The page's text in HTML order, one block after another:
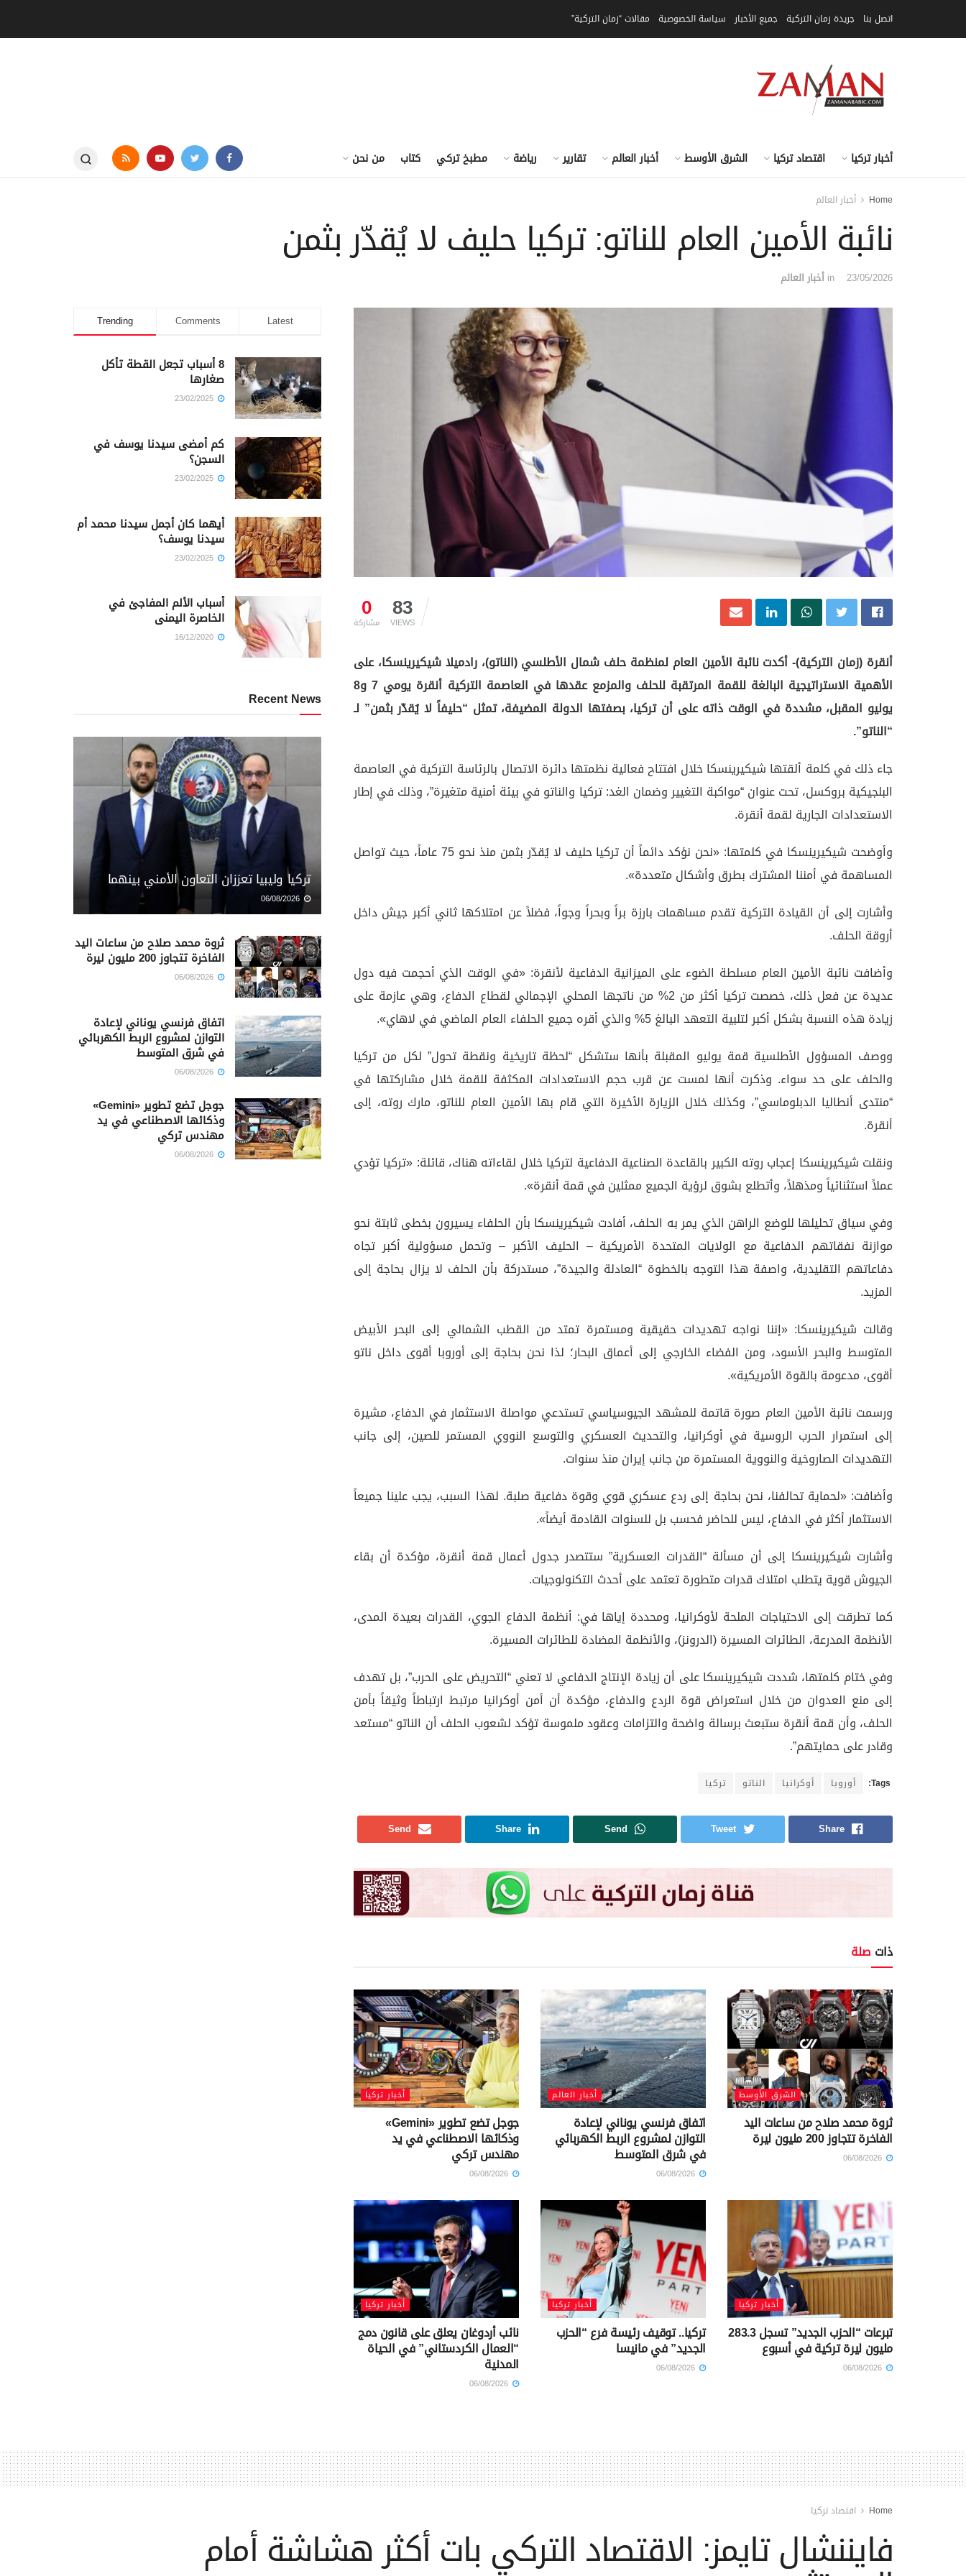
اتصل بنا جريدة زمان التركية جميع الأخبار سياسة الخصوصية مقالات “زمان التركية”
أخبار تركيا اقتصاد تركيا الشرق الأوسط أخبار العالم تقارير رياضة مطبخ تركي كتاب من نحن
Home أخبار العالم
نائبة الأمين العام للناتو: تركيا حليف لا يُقدّر بثمن
23/05/2026
in أخبار العالم
0
مشاركة 83
VIEWS
أنقرة (زمان التركية)- أكدت نائبة الأمين العام لمنظمة حلف شمال الأطلسي (الناتو)، رادميلا شيكيرينسكا، على
الأهمية الاستراتيجية البالغة للقمة المرتقبة للحلف والمزمع عقدها في العاصمة التركية أنقرة يومي 7 و8
يوليو المقبل، مشددة في الوقت ذاته على أن تركيا، بصفتها الدولة المضيفة، تمثل “حليفاً لا يُقدّر بثمن” لـ
“الناتو”.
جاء ذلك في كلمة ألقتها شيكيرينسكا خلال افتتاح فعالية نظمتها دائرة الاتصال بالرئاسة التركية في العاصمة
البلجيكية بروكسل، تحت عنوان “مواكبة التغيير وضمان الغد: تركيا والناتو في بيئة أمنية متغيرة”، وذلك في إطار
الاستعدادات الجارية لقمة أنقرة.
وأوضحت شيكيرينسكا في كلمتها: «نحن نؤكد دائماً أن تركيا حليف لا يُقدّر بثمن منذ نحو 75 عاماً، حيث تواصل
المساهمة في أمننا المشترك بطرق وأشكال متعددة».
وأشارت إلى أن القيادة التركية تقدم مساهمات بارزة براً وبحراً وجواً، فضلاً عن امتلاكها ثاني أكبر جيش داخل
أروقة الحلف.
وأضافت نائبة الأمين العام مسلطة الضوء على الميزانية الدفاعية لأنقرة: «في الوقت الذي أحجمت فيه دول
عديدة عن فعل ذلك، خصصت تركيا أكثر من 2% من ناتجها المحلي الإجمالي لقطاع الدفاع، وهي عازمة على
زيادة هذه النسبة بشكل أكبر لتلبية التعهد البالغ 5% والذي أقره جميع الحلفاء العام الماضي في لاهاي».
ووصف المسؤول الأطلسية قمة يوليو المقبلة بأنها ستشكل “لحظة تاريخية ونقطة تحول” لكل من تركيا
والحلف على حد سواء. وذكرت أنها لمست عن قرب حجم الاستعدادات المكثفة للقمة خلال مشاركتها في
“منتدى أنطاليا الدبلوماسي”، وكذلك خلال الزيارة الأخيرة التي قام بها الأمين العام للناتو، مارك روته، إلى
أنقرة.
ونقلت شيكيرينسكا إعجاب روته الكبير بالقاعدة الصناعية الدفاعية لتركيا خلال لقاءاته هناك، قائلة: «تركيا تؤدي
عملاً استثنائياً ومذهلاً، وأتطلع بشوق لرؤية الجميع ممثلين في قمة أنقرة».
وفي سياق تحليلها للوضع الراهن الذي يمر به الحلف، أفادت شيكيرينسكا بأن الحلفاء يسيرون بخطى ثابتة نحو
موازنة نفقاتهم الدفاعية مع الولايات المتحدة الأمريكية – الحليف الأكبر – وتحمل مسؤولية أكبر تجاه
دفاعاتهم التقليدية، واصفة هذا التوجه بالخطوة “العادلة والجيدة”، مستدركة بأن الحلف لا يزال بحاجة إلى
المزيد.
وقالت شيكيرينسكا: «إننا نواجه تهديدات حقيقية ومستمرة تمتد من القطب الشمالي إلى البحر الأبيض
المتوسط والبحر الأسود، ومن الفضاء الخارجي إلى أعماق البحار؛ لذا نحن بحاجة إلى أوروبا أقوى داخل ناتو
أقوى، مدعومة بالقوة الأمريكية».
ورسمت نائبة الأمين العام صورة قاتمة للمشهد الجيوسياسي تستدعي مواصلة الاستثمار في الدفاع، مشيرة
إلى استمرار الحرب الروسية في أوكرانيا، والتحديث العسكري والتوسع النووي المستمر للصين، إلى جانب
التهديدات الصاروخية والنووية المستمرة من جانب إيران منذ سنوات.
وأضافت: «لحماية تحالفنا، نحن بحاجة إلى ردع عسكري قوي وقوة دفاعية صلبة. لهذا السبب، يجب علينا جميعاً
الاستثمار أكثر في الدفاع، ليس للحاضر فحسب بل للسنوات القادمة أيضاً».
وأشارت شيكيرينسكا إلى أن مسألة “القدرات العسكرية” ستتصدر جدول أعمال قمة أنقرة، مؤكدة أن بقاء
الجيوش قوية يتطلب امتلاك قدرات متطورة تعتمد على أحدث التكنولوجيات.
كما تطرقت إلى الاحتياجات الملحة لأوكرانيا، ومحددة إياها في: أنظمة الدفاع الجوي، القدرات بعيدة المدى،
الأنظمة المدرعة، الطائرات المسيرة (الدرونز)، والأنظمة المضادة للطائرات المسيرة.
وفي ختام كلمتها، شددت شيكيرينسكا على أن زيادة الإنتاج الدفاعي لا تعني “التحريض على الحرب”، بل تهدف
إلى منع العدوان من خلال استعراض قوة الردع والدفاع، مؤكدة أن أمن أوكرانيا مرتبط ارتباطاً وثيقاً بأمن
الحلف، وأن قمة أنقرة ستبعث برسالة واضحة والتزامات وعقود ملموسة تؤكد لشعوب الحلف أن الناتو “مستعد
وقادر على حمايتهم”.
Tags: أوروبا أوكرانيا الناتو تركيا
Share
Tweet
Send
Share
Send
ذات صلة
الشرق الأوسط
ثروة محمد صلاح من ساعات اليد
الفاخرة تتجاوز 200 مليون ليرة
أخبار العالم
اتفاق فرنسي يوناني لإعادة
التوازن لمشروع الربط الكهربائي
في شرق المتوسط
أخبار تركيا
جوجل تضع تطوير «Gemini»
وذكائها الاصطناعي في يد
مهندس تركي
أخبار تركيا
تبرعات “الحزب الجديد” تسجل 283.3
مليون ليرة تركية في أسبوع
أخبار تركيا
تركيا.. توقيف رئيسة فرع “الحزب
الجديد” في مانيسا
أخبار تركيا
نائب أردوغان يعلق على قانون دمج
“العمال الكردستاني” في الحياة
المدنية
Trending Comments Latest
8 أسباب تجعل القطة تأكل
صغارها
كم أمضى سيدنا يوسف في
السجن؟
أيهما كان أجمل سيدنا محمد أم
سيدنا يوسف؟
أسباب الألم المفاجئ في
الخاصرة اليمنى
Recent News
تركيا وليبيا تعززان التعاون الأمني بينهما
ثروة محمد صلاح من ساعات اليد
الفاخرة تتجاوز 200 مليون ليرة
اتفاق فرنسي يوناني لإعادة
التوازن لمشروع الربط الكهربائي
في شرق المتوسط
جوجل تضع تطوير «Gemini»
وذكائها الاصطناعي في يد
مهندس تركي
Home اقتصاد تركيا
فايننشال تايمز: الاقتصاد التركي بات أكثر هشاشة أمام